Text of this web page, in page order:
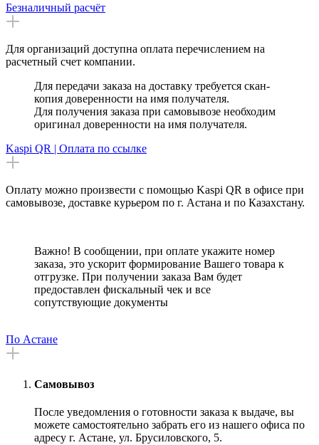
Безналичный расчёт
Для организаций доступна оплата перечислением на
расчетный счет компании.
Для передачи заказа на доставку требуется скан-
копия доверенности на имя получателя.
Для получения заказа при самовывозе необходим
оригинал доверенности на имя получателя.
Kaspi QR | Оплата по ссылке
Оплату можно произвести с помощью Kaspi QR в офисе при
самовывозе, доставке курьером по г. Астана и по Казахстану.
Важно! В сообщении, при оплате укажите номер
заказа, это ускорит формирование Вашего товара к
отгрузке. При получении заказа Вам будет
предоставлен фискальный чек и все
сопутствующие документы
По Астане
Самовывоз
После уведомления о готовности заказа к выдаче, вы
можете самостоятельно забрать его из нашего офиса по
адресу г. Астане, ул. Брусиловского, 5.